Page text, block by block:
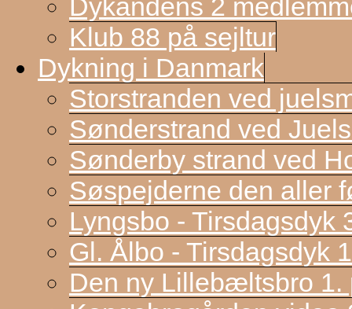
Dykandens 2
Klub 88 på sejltur
Dykning i Danmark
Storstranden ved
Sønderstrand ved
Sønderby strand ved
Søspejderne den aller
Lyngsbo - Tirsdagsdyk
Gl. Ålbo - Tirsdagsdyk
Den ny Lillebæltsbro 1.